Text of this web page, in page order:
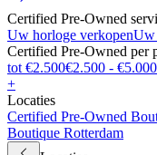
Certified Pre-Owned
Uw horloge verkopenUw
Certified Pre-Owned per
tot €2.500€2.500 - €5.000
+
Locaties
Certified Pre-Owned
Boutique Rotterdam